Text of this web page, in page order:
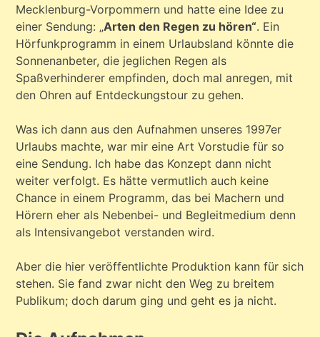
Mecklenburg-Vorpommern und hatte eine Idee zu
einer Sendung: „Arten den Regen zu hören“. Ein
Hörfunkprogramm in einem Urlaubsland könnte die
Sonnenanbeter, die jeglichen Regen als
Spaßverhinderer empfinden, doch mal anregen, mit
den Ohren auf Entdeckungstour zu gehen.
Was ich dann aus den Aufnahmen unseres 1997er
Urlaubs machte, war mir eine Art Vorstudie für so
eine Sendung. Ich habe das Konzept dann nicht
weiter verfolgt. Es hätte vermutlich auch keine
Chance in einem Programm, das bei Machern und
Hörern eher als Nebenbei- und Begleitmedium denn
als Intensivangebot verstanden wird.
Aber die hier veröffentlichte Produktion kann für sich
stehen. Sie fand zwar nicht den Weg zu breitem
Publikum; doch darum ging und geht es ja nicht.